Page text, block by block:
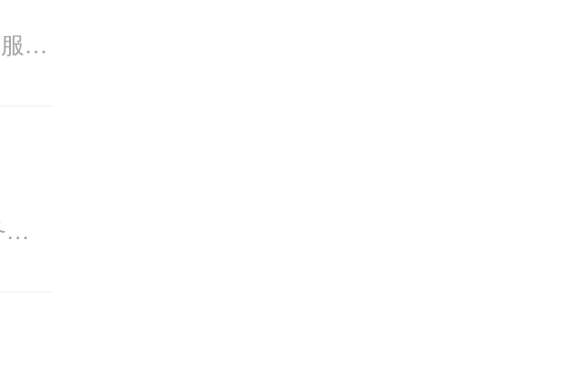
2026年4月15日万州龙驹市场监督管理局保洁服务由重庆美
美万家：污水处理、管道疏通一站式环保服务美万家公司，